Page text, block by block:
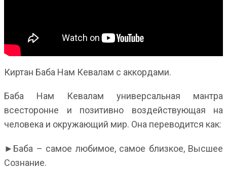
Киртан Баба Нам Кевалам с аккордами.
Баба Нам Кевалам универсальная мантра
всесторонне и позитивно воздействующая на
человека и окружающий мир. Она переводится как:
►Баба – самое любимое, самое близкое, Высшее
Сознание.